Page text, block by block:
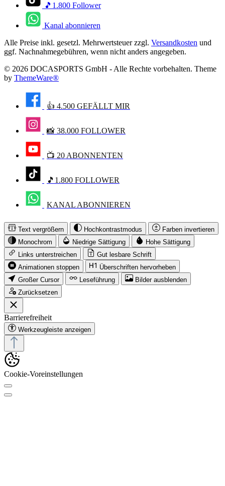
🎵1.800 Follower
Kanal abonnieren
Alle Preise inkl. gesetzl. Mehrwertsteuer zzgl. Versandkosten und
ggf. Nachnahmegebühren, wenn nicht anders angegeben.
© 2026 DOCASPORTS GmbH - Alle Rechte vorbehalten. Theme
by ThemeWare®
👍 4.500 GEFÄLLT MIR
📸 38.000 FOLLOWER
📺 20 ABONNENTEN
🎵1.800 FOLLOWER
KANAL ABONNIEREN
Text vergrößern Hochkontrastmodus
Farben invertieren
Monochrom
Niedrige Sättigung
Hohe Sättigung
Links unterstreichen
Gut lesbare Schrift
Animationen stoppen
Überschriften hervorheben
Großer Cursor
Leseführung
Bilder ausblenden
Zurücksetzen
Barrierefreiheit
Werkzeugleiste anzeigen
Cookie-Voreinstellungen